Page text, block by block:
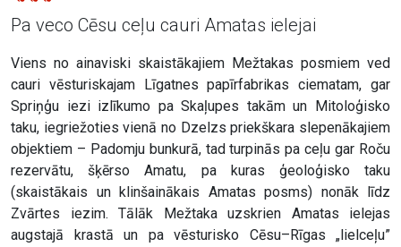
Pa veco Cēsu ceļu cauri Amatas ielejai
Viens no ainaviski skaistākajiem Mežtakas posmiem ved
cauri vēsturiskajam Līgatnes papīrfabrikas ciematam, gar
Spriņģu iezi izlīkumo pa Skaļupes takām un Mitoloģisko
taku, iegriežoties vienā no Dzelzs priekškara slepenākajiem
objektiem – Padomju bunkurā, tad turpinās pa ceļu gar Roču
rezervātu, šķērso Amatu, pa kuras ģeoloģisko taku
(skaistākais un klinšainākais Amatas posms) nonāk līdz
Zvārtes iezim. Tālāk Mežtaka uzskrien Amatas ielejas
augstajā krastā un pa vēsturisko Cēsu–Rīgas „lielceļu”